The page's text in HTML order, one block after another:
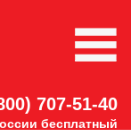
707-51-40
бесплатный